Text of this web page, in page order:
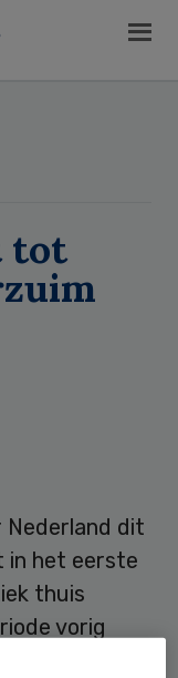
tot
Nederland dit
in het eerste
thuis
vorig